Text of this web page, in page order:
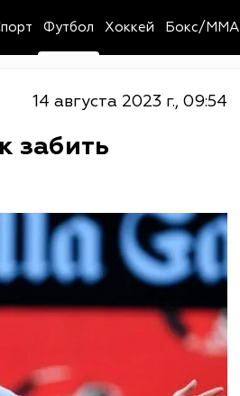
Футбол Хоккей Бокс/MMA
14 августа 2023 г., 09:54
забить